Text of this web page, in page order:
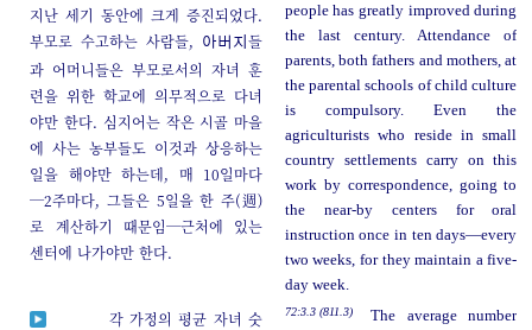
지난 세기 동안에 크게 증진되었다.
부모로 수고하는 사람들,
아버지들
과 어머니들은 부모로서의 자녀 훈
련을 위한 학교에 의무적으로 다녀
야만 한다. 심지어는 작은 시골 마을
에 사는 농부들도 이것과 상응하는
일을 해야만 하는데, 매 10일마다
─2주마다, 그들은 5일을 한 주(週)
로 계산하기 때문임─근처에 있는
센터에 나가야만 한다.
people has greatly improved during
the last century. Attendance of
parents, both fathers and mothers, at
the parental schools of child culture
is compulsory. Even the
agriculturists who reside in small
country settlements carry on this
work by correspondence, going to
the near-by centers for oral
instruction once in ten days—every
two weeks, for they maintain a five-
day week.
각 가정의 평균 자녀 숫
72:3.3 (811.3)
The average number